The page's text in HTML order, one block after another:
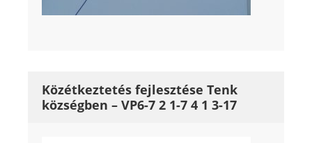
Közétkeztetés fejlesztése Tenk
községben – VP6-7 2 1-7 4 1 3-17